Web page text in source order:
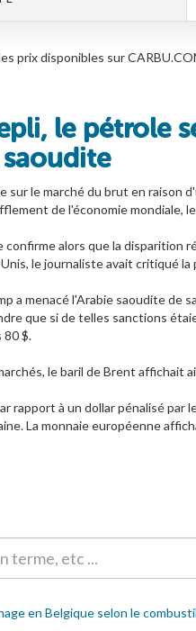
prix disponibles sur
le pétrole
sur le marché du brut en raison
de l'économie mondiale,
confirme alors que la
le journaliste avait critiqué
a menacé l'Arabie saoudite de
que si de telles sanctions
80 $.
le baril de Brent affichait
rapport à un dollar pénalisé
La monnaie européenne
en Belgique selon le